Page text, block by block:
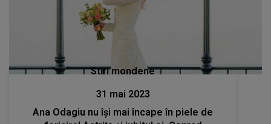
Stiri mondene
31 mai 2023
Ana Odagiu nu își mai încape în piele de